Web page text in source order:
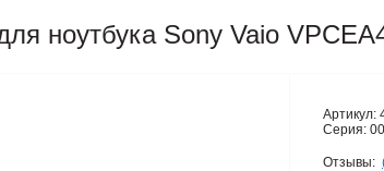
ноутбука Sony Vaio
Артикул:
Серия:
Отзывы: